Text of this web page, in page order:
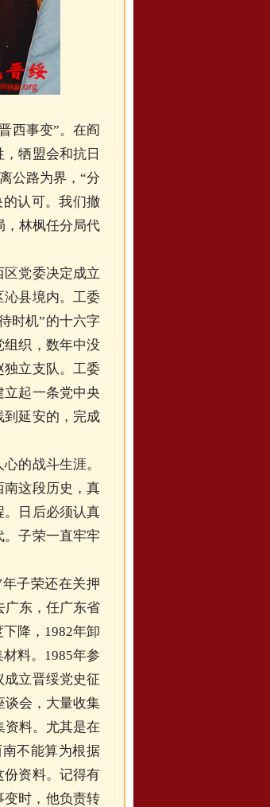
西事变”。在阎
牺盟会和抗日
公路为界，“分
认可。我们撤
，林枫任分局代
党委决定成立
沁县境内。工委
时机”的十六字
组织，数年中没
独立支队。工委
起一条党中央
到延安的，完成
的战斗生涯。
南这段历史，真
。日后必须认真
子荣一直牢牢
子荣还在关押
广东，任广东省
降，1982年卸
料。1985年参
立晋绥党史征
谈会，大量收集
资料。尤其是在
不能算为根据
份资料。记得有
变时，他负责转